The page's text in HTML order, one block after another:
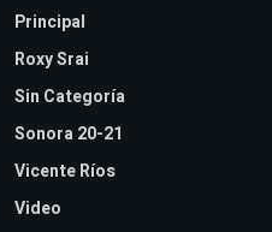
Principal
Roxy Srai
Sin Categoría
Sonora 20-21
Vicente Ríos
Video